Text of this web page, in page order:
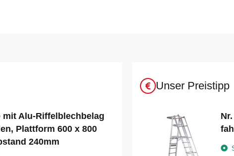
mit Alu-Riffelblechbelag
Plattform 600 x 800
240mm
Unser Preistipp